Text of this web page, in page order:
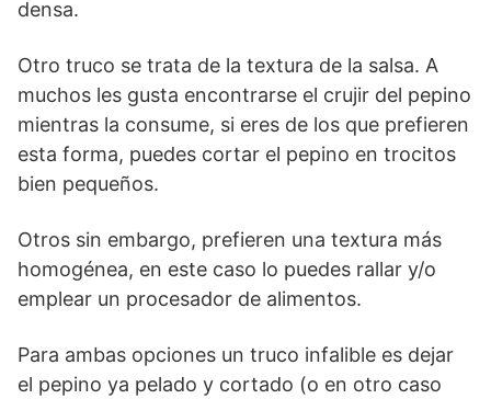
densa.
Otro truco se trata de la textura de la salsa. A
muchos les gusta encontrarse el crujir del pepino
mientras la consume, si eres de los que prefieren
esta forma, puedes cortar el pepino en trocitos
bien pequeños.
Otros sin embargo, prefieren una textura más
homogénea, en este caso lo puedes rallar y/o
emplear un procesador de alimentos.
Para ambas opciones un truco infalible es dejar
el pepino ya pelado y cortado (o en otro caso